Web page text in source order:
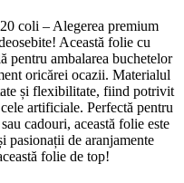
coli – Alegerea premium
Această folie cu
pentru ambalarea buchetelor
oricărei ocazii. Materialul
și flexibilitate, fiind potrivit
artificiale. Perfectă pentru
cadouri, această folie este
pasionații de aranjamente
folie de top!